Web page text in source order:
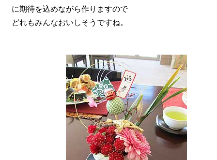
に期待を込めながら作りますので
どれもみんなおいしそうですね。